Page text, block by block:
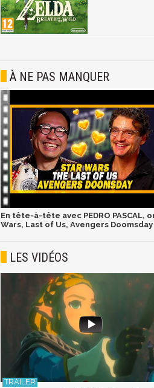
À NE PAS MANQUER
En tête-à-tête avec PEDRO PASCAL,
Wars, Last of Us, Avengers
LES VIDÉOS